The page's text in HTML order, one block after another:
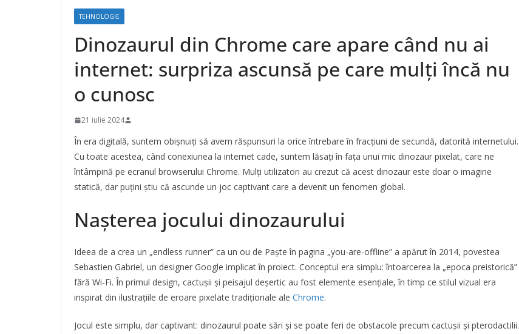
TEHNOLOGIE
Dinozaurul din Chrome care apare când nu ai
internet: surpriza ascunsă pe care mulți încă nu
o cunosc
21 iulie 2024
În era digitală, suntem obișnuiți să avem răspunsuri la orice întrebare în fracțiuni de secundă, datorită internetului.
Cu toate acestea, când conexiunea la internet cade, suntem lăsați în fața unui mic dinozaur pixelat, care ne
întâmpină pe ecranul browserului Chrome. Mulți utilizatori au crezut că acest dinozaur este doar o imagine
statică, dar puțini știu că ascunde un joc captivant care a devenit un fenomen global.
Nașterea jocului dinozaurului
Ideea de a crea un „endless runner” ca un ou de Paște în pagina „you-are-offline” a apărut în 2014, povestea
Sebastien Gabriel, un designer Google implicat în proiect. Conceptul era simplu: întoarcerea la „epoca preistorică”
fără Wi-Fi. În primul design, cactușii și peisajul deșertic au fost elemente esențiale, în timp ce stilul vizual era
inspirat din ilustrațiile de eroare pixelate tradiționale ale Chrome.
Jocul este simplu, dar captivant: dinozaurul poate sări și se poate feri de obstacole precum cactușii și pterodactilii.